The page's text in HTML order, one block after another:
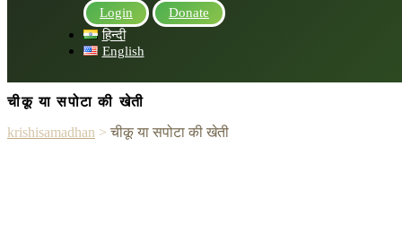
Login
Donate
हिन्दी
English
चीकू या सपोटा की खेती
krishisamadhan > चीकू या सपोटा की खेती